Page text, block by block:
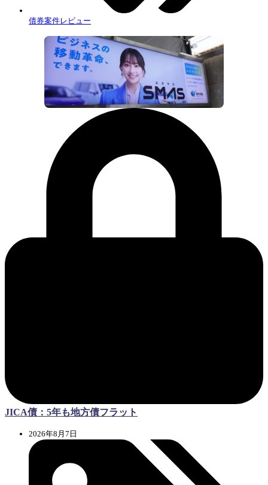
債券案件レビュー
JICA債：5年も地方債フラット
2026年8月7日